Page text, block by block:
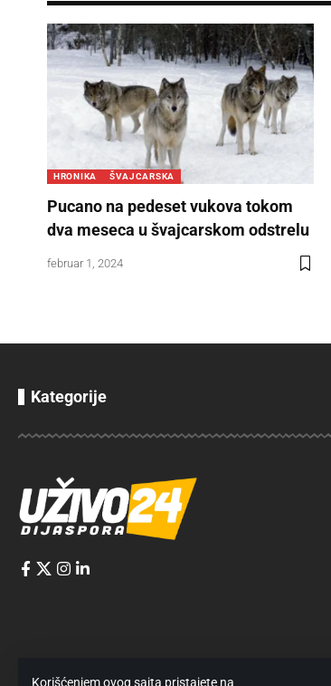
Korišćenjem ovog sajta pristajete na
HRONIKA ŠVAJCARSKA
Pucano na pedeset vukova tokom
dva meseca u švajcarskom odstrelu
februar 1, 2024
Kategorije